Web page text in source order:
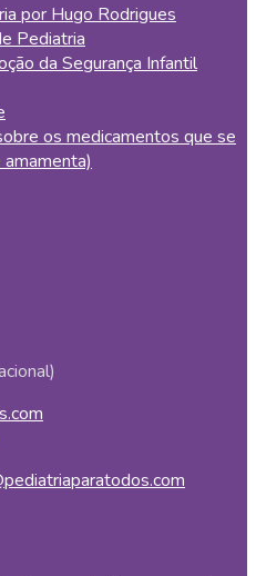
por Hugo Rodrigues
Pediatria
da Segurança Infantil
os medicamentos que se